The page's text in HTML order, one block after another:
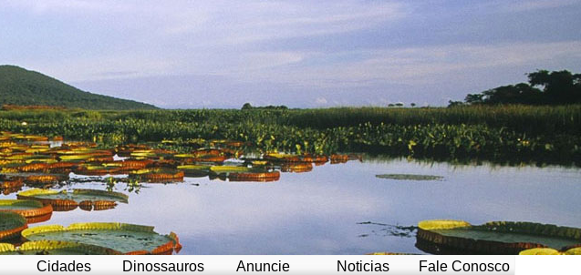
Cidades Dinossauros Anuncie Noticias Fale Conosco